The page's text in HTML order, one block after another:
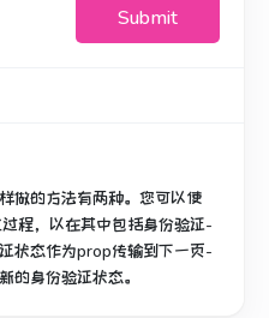
Submit
做的方法有两种。 您可以使
程， 以在其中包括身份验证-
状态作为prop传输到下一页-
的身份验证状态。